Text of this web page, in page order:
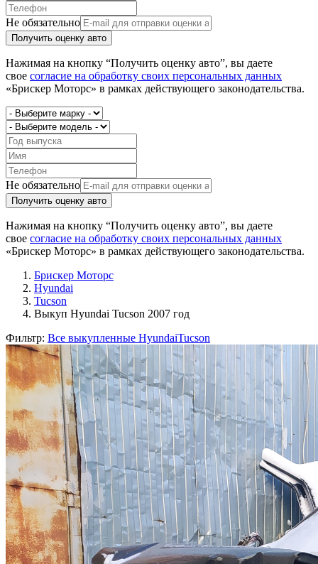
Не обязательно
Получить оценку авто
Нажимая на кнопку “Получить оценку авто”, вы даете
свое согласие на обработку своих персональных данных
«Брискер Моторс» в рамках действующего законодательства.
Не обязательно
Получить оценку авто
Нажимая на кнопку “Получить оценку авто”, вы даете
свое согласие на обработку своих персональных данных
«Брискер Моторс» в рамках действующего законодательства.
Брискер Моторс
Hyundai
Tucson
Выкуп Hyundai Tucson 2007 год
Фильтр: Все выкупленные HyundaiTucson